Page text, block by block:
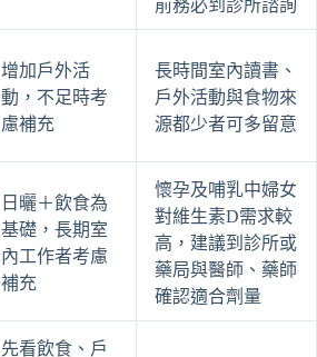
前務必到診所諮詢
增加戶外活
動，不足時考
慮補充
長時間室內讀書、
戶外活動與食物來
源都少者可多留意
日曬＋飲食為
基礎，長期室
內工作者考慮
補充
懷孕及哺乳中婦女
對維生素D需求較
高，建議到診所或
藥局與醫師、藥師
確認適合劑量
先看飲食、戶